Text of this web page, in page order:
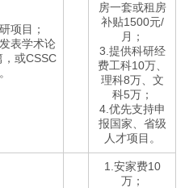
项目；
表学术论
或CSSC
房一套或租房
补贴1500元/
月；
3.提供科研经
费工科10万、
理科8万、文
科5万；
4.优先支持申
报国家、省级
人才项目。
1.安家费10
万；